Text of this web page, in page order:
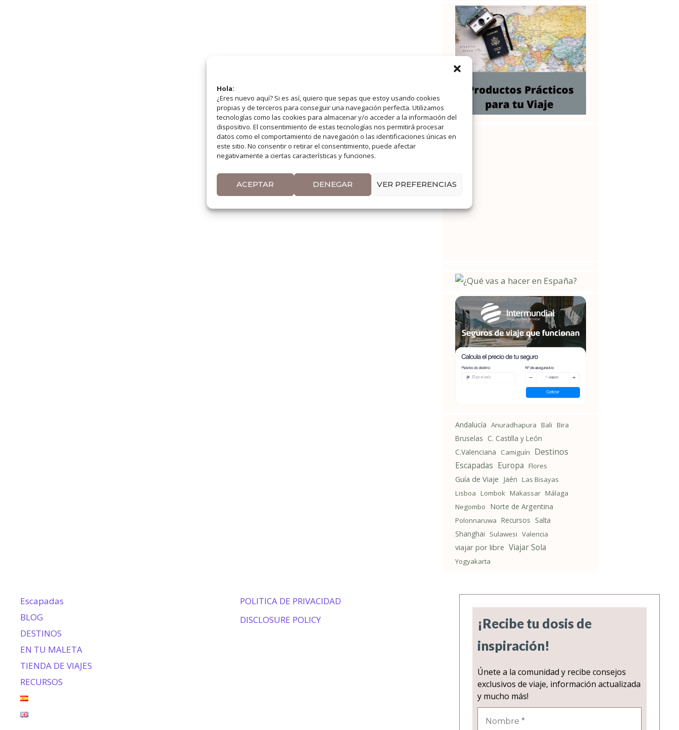
Hola:
¿Eres nuevo aquí? Si es así, quiero que sepas que estoy usando cookies
propias y de terceros para conseguir una navegación perfecta. Utilizamos
tecnologías como las cookies para almacenar y/o acceder a la información del
dispositivo. El consentimiento de estas tecnologías nos permitirá procesar
datos como el comportamiento de navegación o las identificaciones únicas en
este sitio. No consentir o retirar el consentimiento, puede afectar
negativamente a ciertas características y funciones.
ACEPTAR DENEGAR VER PREFERENCIAS
Andalucía Anuradhapura Bali Bira
Bruselas C. Castilla y León
C.Valenciana
Camiguín Destinos
Escapadas Europa Flores
Guía de Viaje Jaén Las Bisayas
Lisboa Lombok Makassar Málaga
Negombo
Norte de Argentina
Polonnaruwa Recursos Salta
Shanghai
Sulawesi Valencia
viajar por libre Viajar Sola
Yogyakarta
Escapadas
BLOG
DESTINOS
EN TU MALETA
TIENDA DE VIAJES
RECURSOS
POLITICA DE PRIVACIDAD
DISCLOSURE POLICY
¡Recibe tu dosis de
inspiración!
Únete a la comunidad y recibe consejos
exclusivos de viaje, información actualizada
y mucho más!